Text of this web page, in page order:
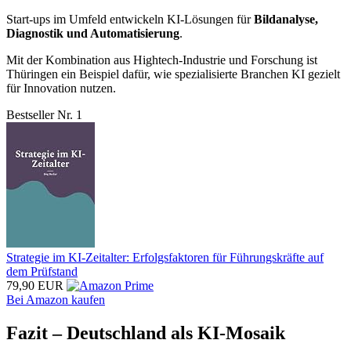
Start-ups im Umfeld entwickeln KI-Lösungen fürBildanalyse,
Diagnostik und Automatisierung.
Mit der Kombination aus Hightech-Industrie und Forschung ist
Thüringen ein Beispiel dafür, wie spezialisierte Branchen KI gezielt
für Innovation nutzen.
Bestseller Nr. 1
Strategie im KI-Zeitalter: Erfolgsfaktoren für Führungskräfte auf
dem Prüfstand
79,90 EUR
Bei Amazon kaufen
Fazit – Deutschland als KI-Mosaik